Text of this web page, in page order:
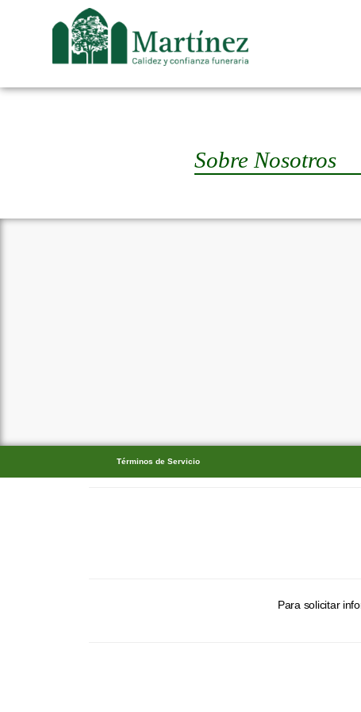
Sobre Nosotros
Términos de Servicio
Para solicitar